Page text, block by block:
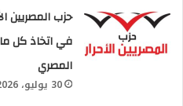
حزب المصريين
في اتخاذ كل
المصري
30 يوليو، 2026